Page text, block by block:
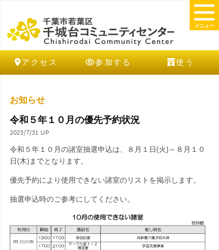
アクセス 参加する 使う
メニュー
お知らせ
令和５年１０月の優先予約状況
2023/7/31 UP
令和５年１０月の諸室抽選申込は、８月１日(火)～８月１０
日(木)までとなります。
優先予約により使用できない諸室のリストを掲示します。
抽選申込時のご参考にしてください。